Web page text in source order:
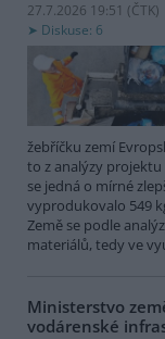
27.7.2026 19:51 (ČTK)
Diskuse: 6
žebříčku zemí
to z analýzy projektu
se jedná o mírné
vyprodukovalo 549
Země se podle
materiálů, tedy ve
Ministerstvo
vodárenské